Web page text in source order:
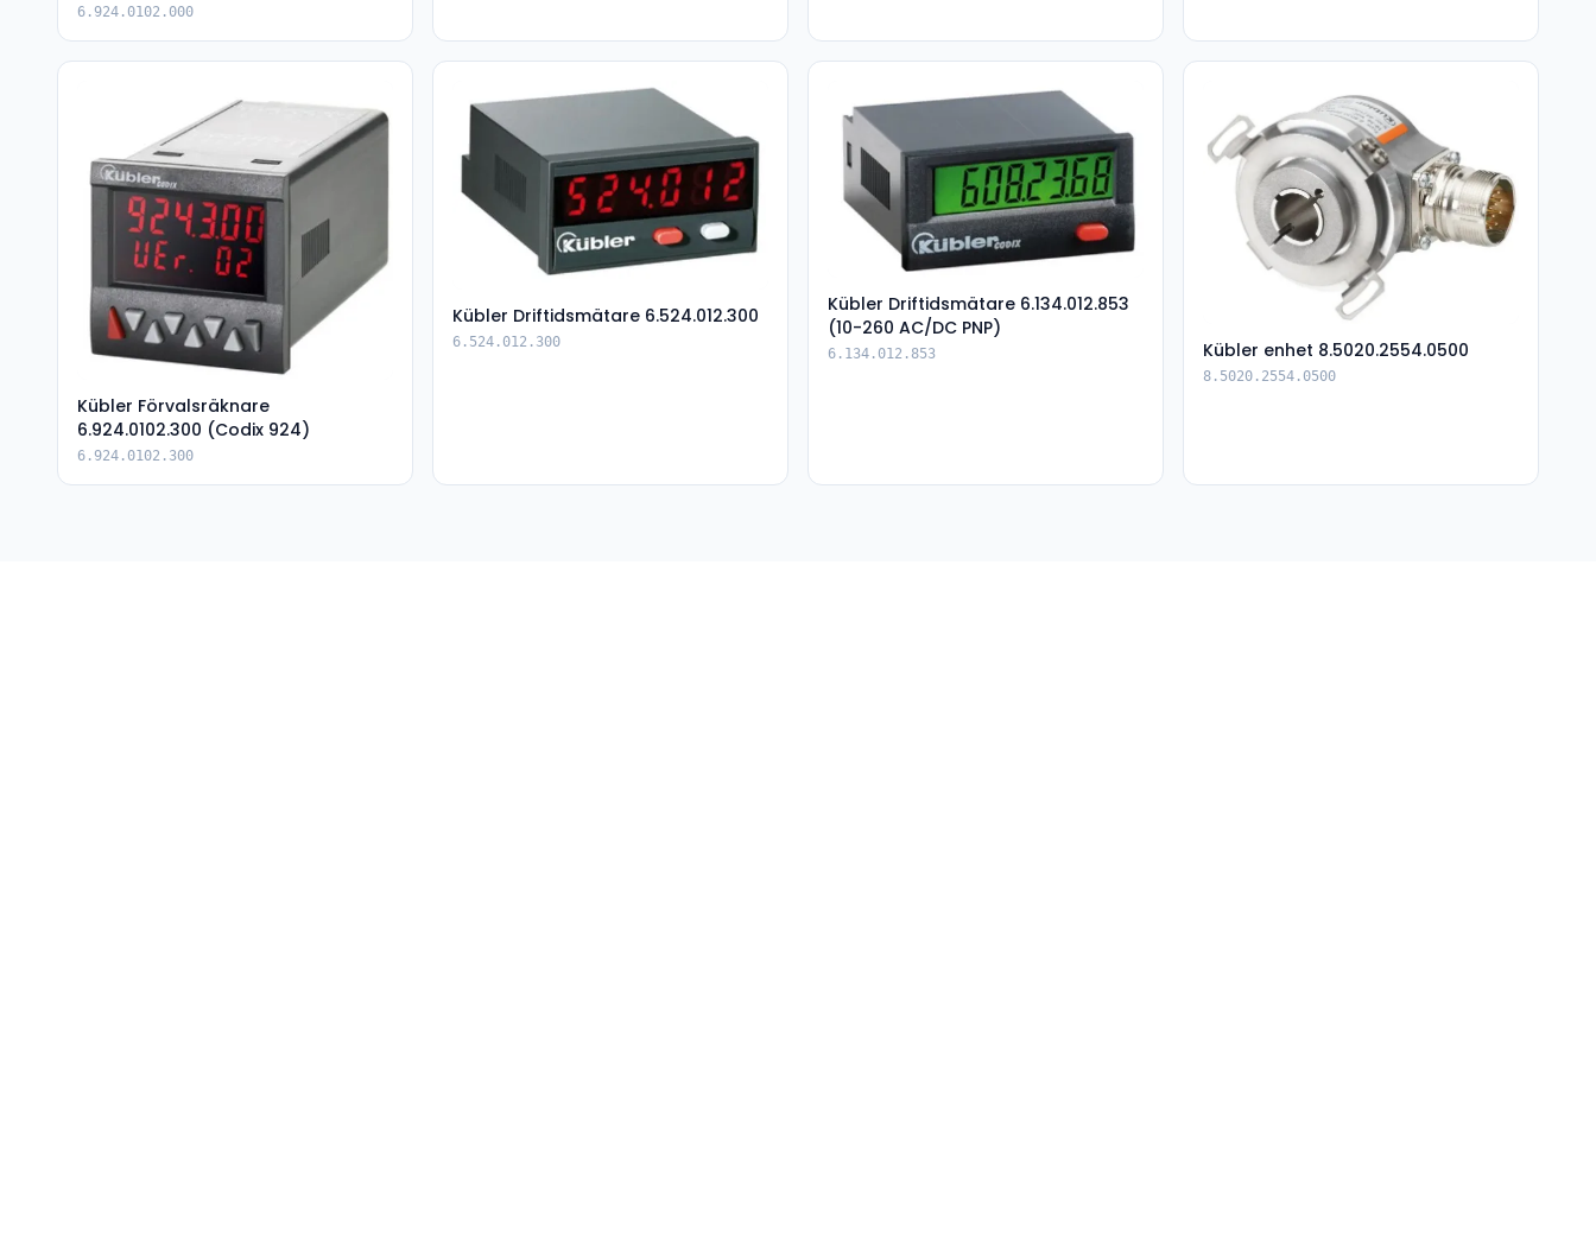
6.924.0102.000
Kübler Förvalsräknare
6.924.0102.300 (Codix 924)
6.924.0102.300
Kübler Driftidsmätare 6.524.012.300
6.524.012.300
Kübler Driftidsmätare 6.134.012.853
(10-260 AC/DC PNP)
6.134.012.853 Kübler enhet 8.5020.2554.0500
8.5020.2554.0500